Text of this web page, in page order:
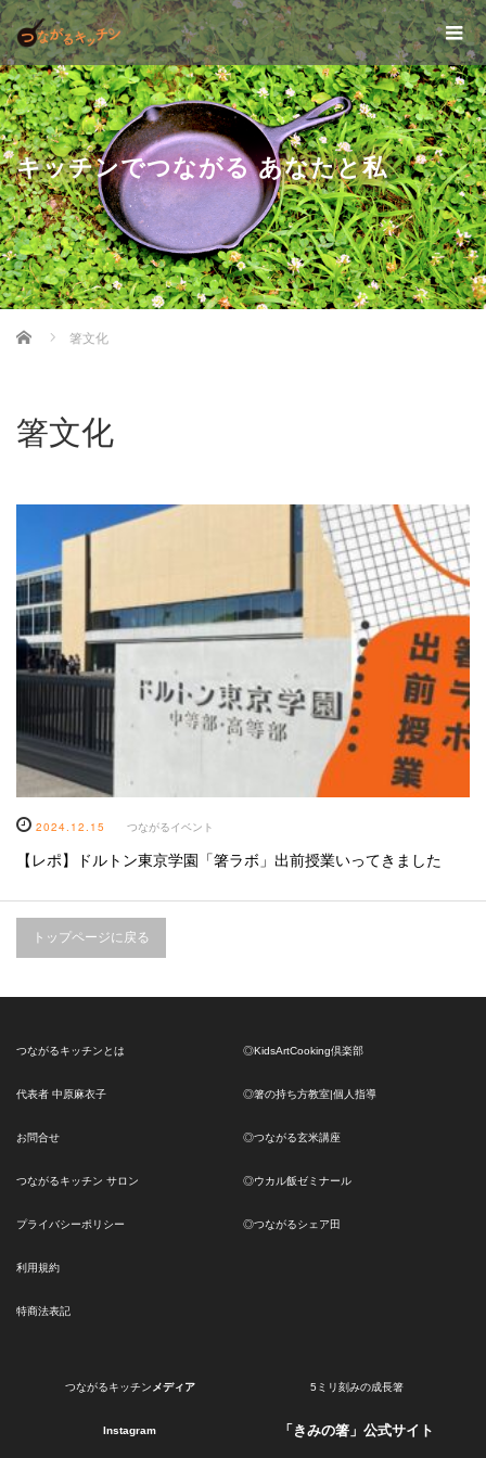
キッチンでつながる あなたと私
Home 箸文化
箸文化
2024.12.15 つながるイベント
【レポ】ドルトン東京学園「箸ラボ」出前授業いってきました
トップページに戻る
つながるキッチンとは
代表者 中原麻衣子
お問合せ
つながるキッチン サロン
プライバシーポリシー
利用規約
特商法表記
◎KidsArtCooking倶楽部
◎箸の持ち方教室|個人指導
◎つながる玄米講座
◎ウカル飯ゼミナール
◎つながるシェア田
つながるキッチン メディア
Instagram
5ミリ刻みの成長箸
「きみの箸」公式サイト